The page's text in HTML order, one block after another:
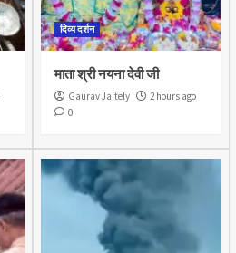
दिव्य दर्शन
माता श्री नयना देवी जी
Gaurav Jaitely
2 hours ago
0